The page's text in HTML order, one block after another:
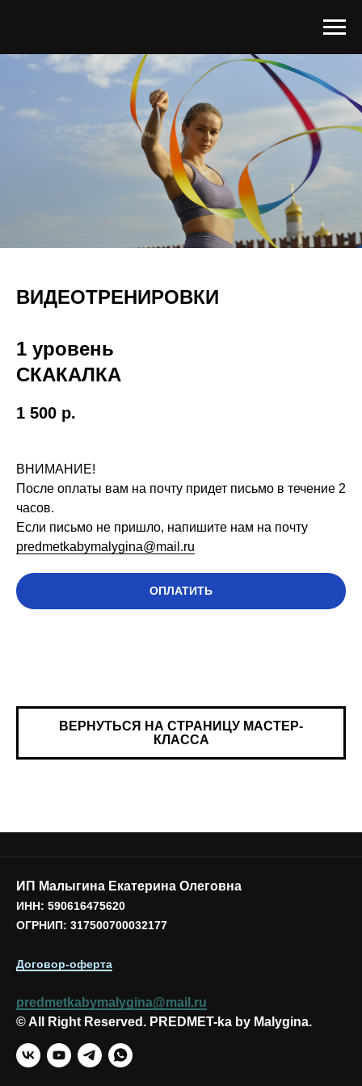
ВИДЕОТРЕНИРОВКИ
1 уровень
СКАКАЛКА
1 500 р.
ВНИМАНИЕ!
После оплаты вам на почту придет письмо в течение 2
часов.
Если письмо не пришло, напишите нам на почту
predmetkabymalygina@mail.ru
ОПЛАТИТЬ
ВЕРНУТЬСЯ НА СТРАНИЦУ МАСТЕР-
КЛАССА
ИП Малыгина Екатерина Олеговна
ИНН: 590616475620
ОГРНИП: 317500700032177
Договор-оферта
predmetkabymalygina@mail.ru
© All Right Reserved. PREDMET-ka by Malygina.